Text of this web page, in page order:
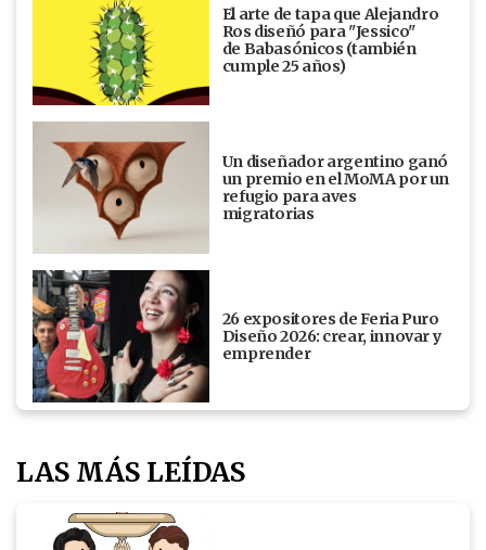
El arte de tapa que Alejandro
Ros diseñó para "Jessico"
de Babasónicos (también
cumple 25 años)
Un diseñador argentino ganó
un premio en el MoMA por un
refugio para aves
migratorias
26 expositores de Feria Puro
Diseño 2026: crear, innovar y
emprender
LAS MÁS LEÍDAS